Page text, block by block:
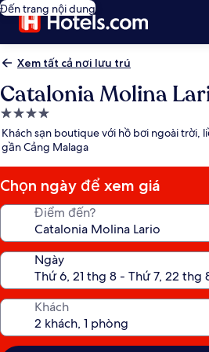
Đến trang nội dung
Xem tất cả nơi lưu trú
Catalonia Molina
Nơi
lưu
trú
4.0
sao
Khách sạn boutique với hồ bơi ngoài trời,
gần Cảng Malaga
Chọn ngày để xem giá
Điểm đến?
Ngày
Khách